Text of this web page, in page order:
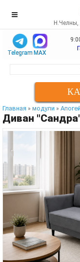
Н.Челны,
Telegram MAX
Главная » модули » Апогей
Диван